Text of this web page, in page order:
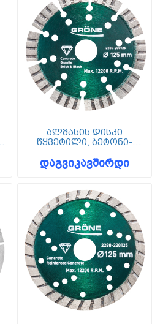
ალმასის დისკი
წყვეტილი, ბეტონი-
Grone
დაგვიკავშირდი